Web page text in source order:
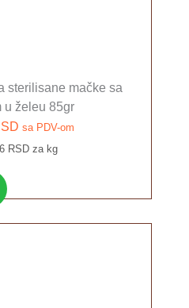
sterilisane mačke sa
u želeu 85gr
sa PDV-om
RSD za kg